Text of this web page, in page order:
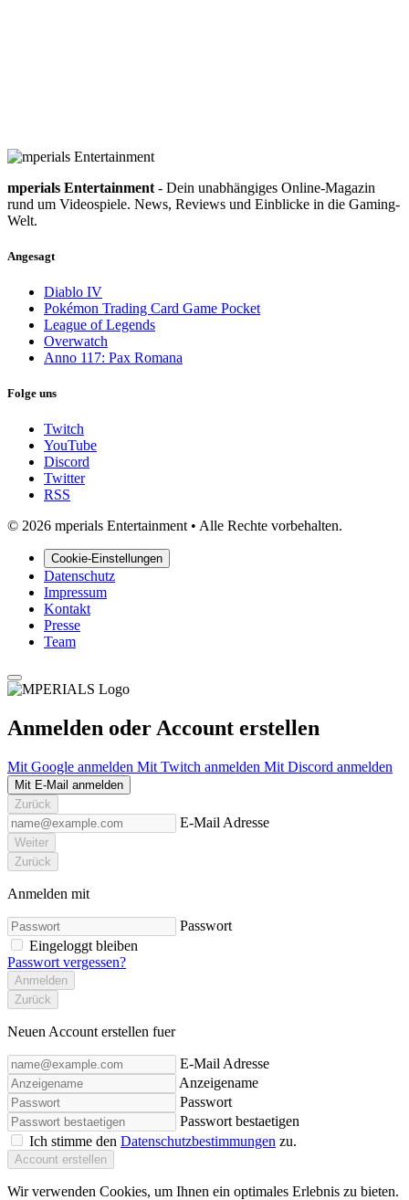
mperials Entertainment - Dein unabhängiges Online-Magazin
rund um Videospiele. News, Reviews und Einblicke in die Gaming-
Welt.
Angesagt
Diablo IV
Pokémon Trading Card Game Pocket
League of Legends
Overwatch
Anno 117: Pax Romana
Folge uns
Twitch
YouTube
Discord
Twitter
RSS
© 2026 mperials Entertainment • Alle Rechte vorbehalten.
Cookie-Einstellungen
Datenschutz
Impressum
Kontakt
Presse
Team
Anmelden oder Account erstellen
Mit Google anmelden Mit Twitch anmelden Mit Discord anmelden
Mit E-Mail anmelden
Zurück
E-Mail Adresse
Weiter
Zurück
Anmelden mit
Passwort
Eingeloggt bleiben
Passwort vergessen?
Anmelden
Zurück
Neuen Account erstellen fuer
E-Mail Adresse
Anzeigename
Passwort
Passwort bestaetigen
Ich stimme den Datenschutzbestimmungen zu.
Account erstellen
Wir verwenden Cookies, um Ihnen ein optimales Erlebnis zu bieten.